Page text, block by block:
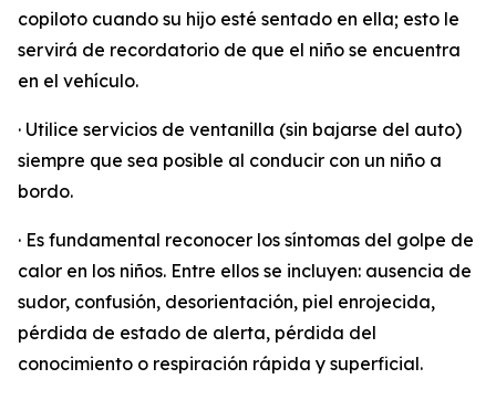
copiloto cuando su hijo esté sentado en ella; esto le
servirá de recordatorio de que el niño se encuentra
en el vehículo.
· Utilice servicios de ventanilla (sin bajarse del auto)
siempre que sea posible al conducir con un niño a
bordo.
· Es fundamental reconocer los síntomas del golpe de
calor en los niños. Entre ellos se incluyen: ausencia de
sudor, confusión, desorientación, piel enrojecida,
pérdida de estado de alerta, pérdida del
conocimiento o respiración rápida y superficial.